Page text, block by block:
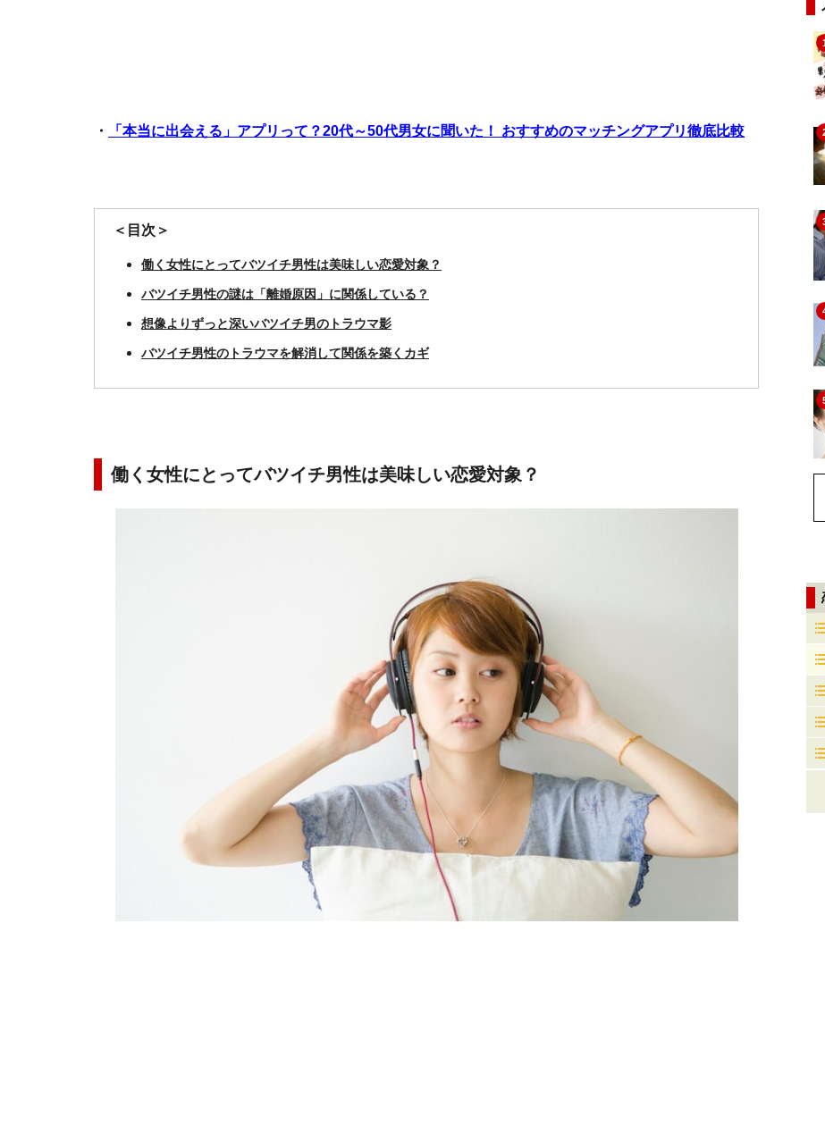
・ 「本当に出会える」アプリって？20代～50代男女に聞いた！ おすすめのマッチングアプリ徹底比較
＜目次＞
働く女性にとってバツイチ男性は美味しい恋愛対象？
バツイチ男性の謎は「離婚原因」に関係している？
想像よりずっと深いバツイチ男のトラウマ影
バツイチ男性のトラウマを解消して関係を築くカギ
働く女性にとってバツイチ男性は美味しい恋愛対象？